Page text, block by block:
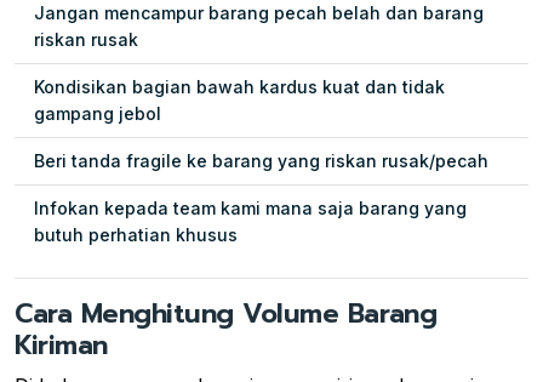
Jangan mencampur barang pecah belah dan barang
riskan rusak
Kondisikan bagian bawah kardus kuat dan tidak
gampang jebol
Beri tanda fragile ke barang yang riskan rusak/pecah
Infokan kepada team kami mana saja barang yang
butuh perhatian khusus
Cara Menghitung Volume Barang
Kiriman